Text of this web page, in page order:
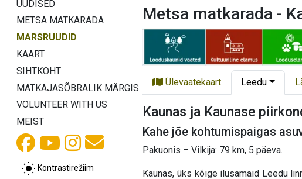
UUDISED
METSA MATKARADA
MARSRUUDID
KAART
SIHTKOHT
MATKAJASÕBRALIK MÄRGIS
VOLUNTEER WITH US
MEIST
Kontrastirežiim
Metsa matkarada -
Ülevaatekaart Leedu
Kaunas ja Kaunase
Kahe jõe kohtumispaigas
Pakuonis – Vilkija: 79 km, 5 päeva.
Kaunas, üks kõige ilusamaid Leedu